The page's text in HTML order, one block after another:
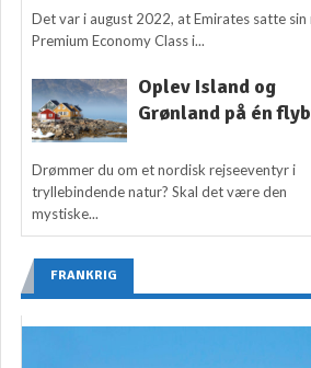
Det var i august 2022, at Emirates satte sin
Premium Economy Class i...
Oplev Island og
Grønland på én
Drømmer du om et nordisk rejseeventyr i
tryllebindende natur? Skal det være den
mystiske...
FRANKRIG